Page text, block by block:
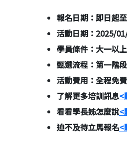
報名日期：即日起
活動日期：2025/
學員條件：大一以
甄選流程：第一階
活動費用：全程免
了解更多培訓訊息<
看看學長姊怎麼說<
迫不及待立馬報名<